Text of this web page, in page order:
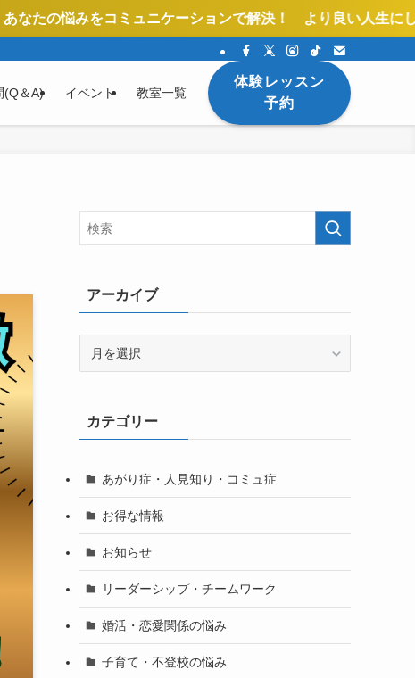
ミュニケーションで解決！ より良い人生にしていきましょう
(Q＆A) イベント 教室一覧
体験レッスン
予約
アーカイブ
ブカテゴリー
あがり症・人見知り・コミュ症
お得な情報
お知らせ
リーダーシップ・チームワーク
婚活・恋愛関係の悩み
子育て・不登校の悩み